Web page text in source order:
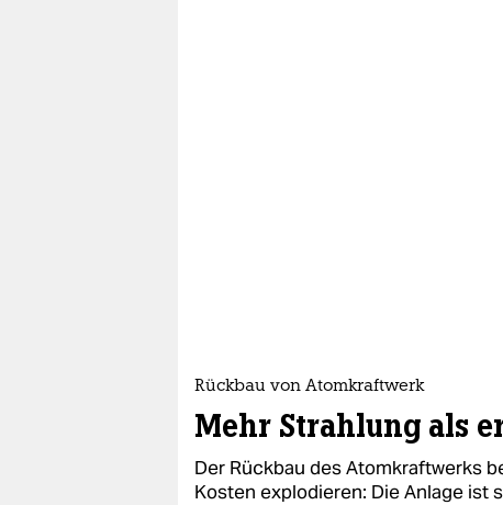
Rückbau von Atomkraftwerk
Mehr Strahlung als
Der Rückbau des Atomkraftwerks
Kosten explodieren: Die Anlage ist